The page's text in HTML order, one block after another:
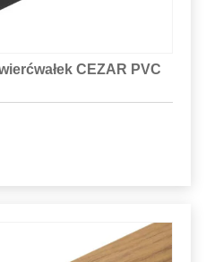
CEZAR PVC